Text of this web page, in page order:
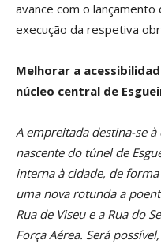
avance com o
execução da respetiva
Melhorar a
núcleo central de
A empreitada destina-se
nascente do túnel de
interna à cidade, de
uma nova rotunda a
Rua de Viseu e a Rua do
Força Aérea. Será